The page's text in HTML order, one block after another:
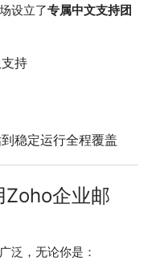
设立了专属中文支持团
持
稳定运行全程覆盖
Zoho企业邮
泛，无论你是：